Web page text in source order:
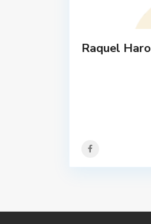
Raquel Haro